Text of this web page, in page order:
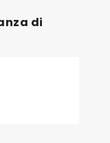
di